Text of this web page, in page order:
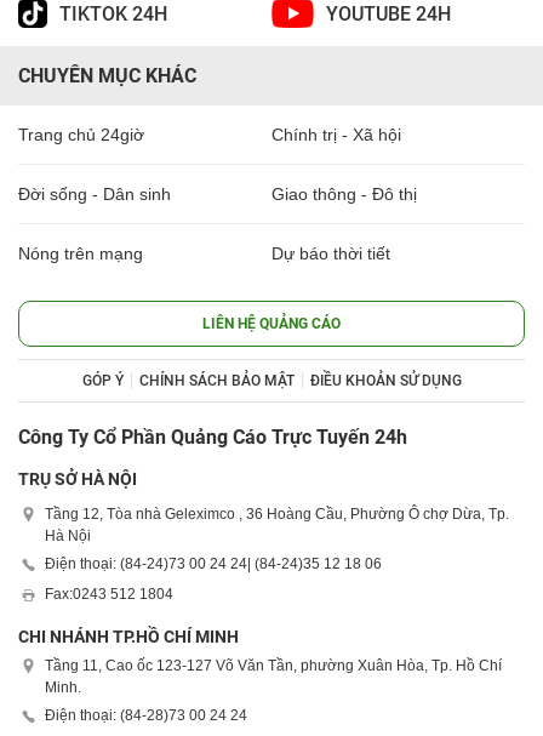
TIKTOK 24H YOUTUBE 24H
CHUYÊN MỤC KHÁC
Trang chủ 24giờ Chính trị - Xã hội
Đời sống - Dân sinh Giao thông - Đô thị
Nóng trên mạng Dự báo thời tiết
LIÊN HỆ QUẢNG CÁO
GÓP Ý CHÍNH SÁCH BẢO MẬT ĐIỀU KHOẢN SỬ DỤNG
Công Ty Cổ Phần Quảng Cáo Trực Tuyến 24h
TRỤ SỞ HÀ NỘI
Tầng 12, Tòa nhà Geleximco , 36 Hoàng Cầu, Phường Ô chợ Dừa, Tp.
Hà Nội
Điện thoại: (84-24)73 00 24 24 | (84-24)35 12 18 06
Fax:0243 512 1804
CHI NHÁNH TP.HỒ CHÍ MINH
Tầng 11, Cao ốc 123-127 Võ Văn Tần, phường Xuân Hòa, Tp. Hồ Chí
Minh.
Điện thoại: (84-28)73 00 24 24